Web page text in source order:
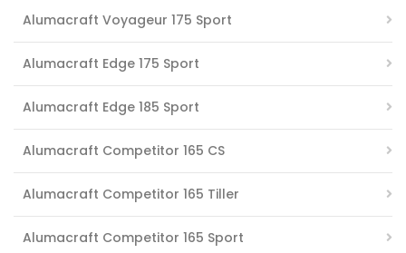
Alumacraft Voyageur 175 Sport
Alumacraft Edge 175 Sport
Alumacraft Edge 185 Sport
Alumacraft Competitor 165 CS
Alumacraft Competitor 165 Tiller
Alumacraft Competitor 165 Sport